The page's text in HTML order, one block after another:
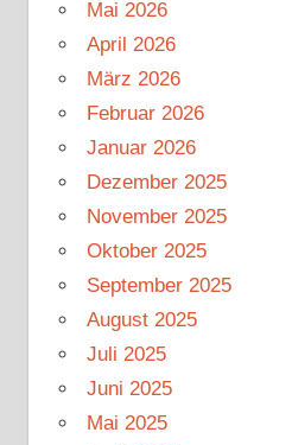
Mai 2026
April 2026
März 2026
Februar 2026
Januar 2026
Dezember 2025
November 2025
Oktober 2025
September 2025
August 2025
Juli 2025
Juni 2025
Mai 2025